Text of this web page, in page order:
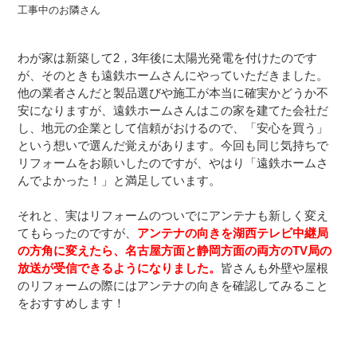
工事中のお隣さん
わが家は新築して2，3年後に太陽光発電を付けたのです
が、そのときも遠鉄ホームさんにやっていただきました。
他の業者さんだと製品選びや施工が本当に確実かどうか不
安になりますが、遠鉄ホームさんはこの家を建てた会社だ
し、地元の企業として信頼がおけるので、「安心を買う」
という想いで選んだ覚えがあります。今回も同じ気持ちで
リフォームをお願いしたのですが、やはり「遠鉄ホームさ
んでよかった！」と満足しています。
それと、実はリフォームのついでにアンテナも新しく変え
てもらったのですが、 アンテナの向きを湖西テレビ中継局
の方角に変えたら、名古屋方面と静岡方面の両方のTV局の
放送が受信できるようになりました。 皆さんも外壁や屋根
のリフォームの際にはアンテナの向きを確認してみること
をおすすめします！